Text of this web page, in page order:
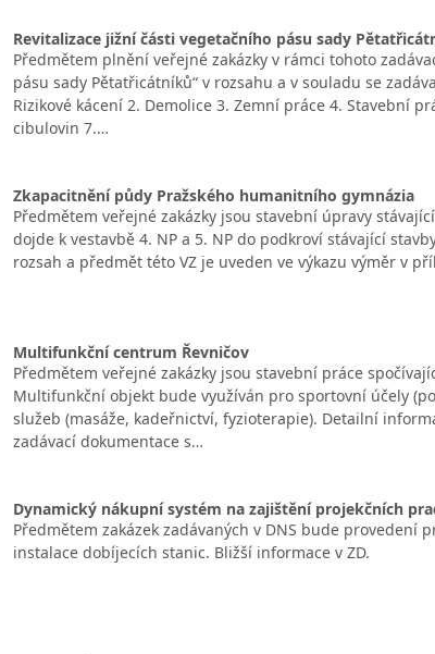
Revitalizace jižní části vegetačního pásu sady
Předmětem plnění veřejné zakázky v rámci tohoto
pásu sady Pětatřicátníků“ v rozsahu a v souladu se
Rizikové kácení 2. Demolice 3. Zemní práce 4. Stavební
cibulovin 7.…
Zkapacitnění půdy Pražského humanitního gymnázia
Předmětem veřejné zakázky jsou stavební úpravy
dojde k vestavbě 4. NP a 5. NP do podkroví stávající
rozsah a předmět této VZ je uveden ve výkazu výměr v
Multifunkční centrum Řevničov
Předmětem veřejné zakázky jsou stavební práce
Multifunkční objekt bude využíván pro sportovní účely
služeb (masáže, kadeřnictví, fyzioterapie). Detailní
zadávací dokumentace s…
Dynamický nákupní systém na zajištění projekčních
Předmětem zakázek zadávaných v DNS bude
instalace dobíjecích stanic. Bližší informace v ZD.